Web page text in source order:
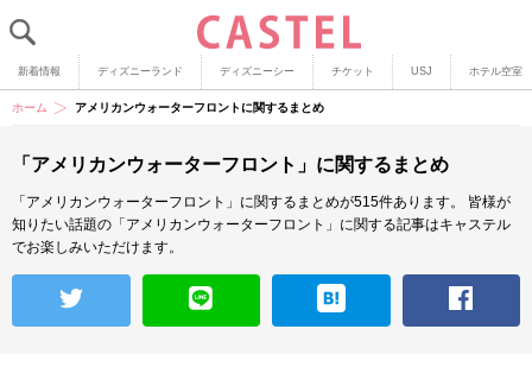
新着情報 ディズニーランド ディズニーシー チケット USJ ホテル空室
ホーム アメリカンウォーターフロントに関するまとめ
「アメリカンウォーターフロント」に関するまとめ
「アメリカンウォーターフロント」に関するまとめが515件あります。
皆様が
知りたい話題の「アメリカンウォーターフロント」に関する記事はキャステル
でお楽しみいただけます。